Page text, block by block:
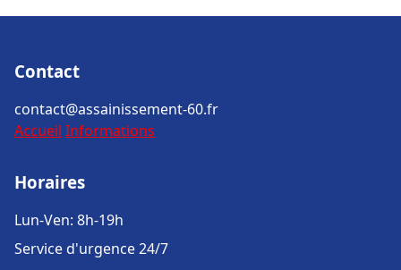
Contact
contact@assainissement-60.fr
Accueil Informations
Horaires
Lun-Ven: 8h-19h
Service d'urgence 24/7